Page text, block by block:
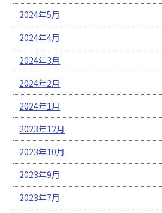
2024年5月
2024年4月
2024年3月
2024年2月
2024年1月
2023年12月
2023年10月
2023年9月
2023年7月